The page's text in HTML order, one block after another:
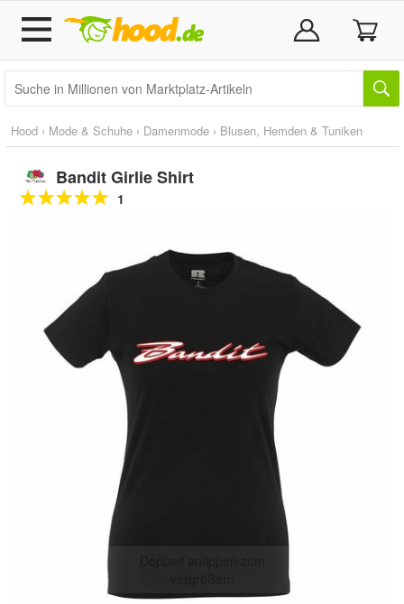
Hood › Mode & Schuhe › Damenmode › Blusen, Hemden & Tuniken
Bandit Girlie Shirt
1